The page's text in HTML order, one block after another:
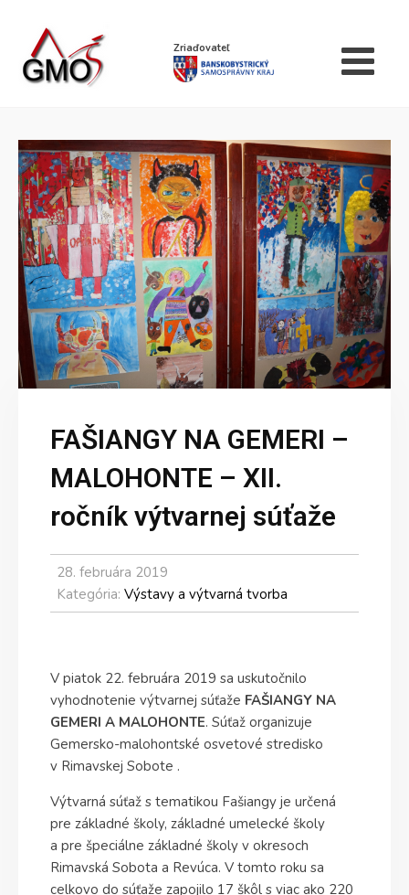
Zriaďovateľ
FAŠIANGY NA GEMERI –
MALOHONTE – XII.
ročník výtvarnej súťaže
28. februára 2019
Kategória: Výstavy a výtvarná tvorba
V piatok 22. februára 2019 sa uskutočnilo
vyhodnotenie výtvarnej súťaže FAŠIANGY NA
GEMERI A MALOHONTE. Súťaž organizuje
Gemersko-malohontské osvetové stredisko
v Rimavskej Sobote .
Výtvarná súťaž s tematikou Fašiangy je určená
pre základné školy, základné umelecké školy
a pre špeciálne základné školy v okresoch
Rimavská Sobota a Revúca. V tomto roku sa
celkovo do súťaže zapojilo 17 škôl s viac ako 220